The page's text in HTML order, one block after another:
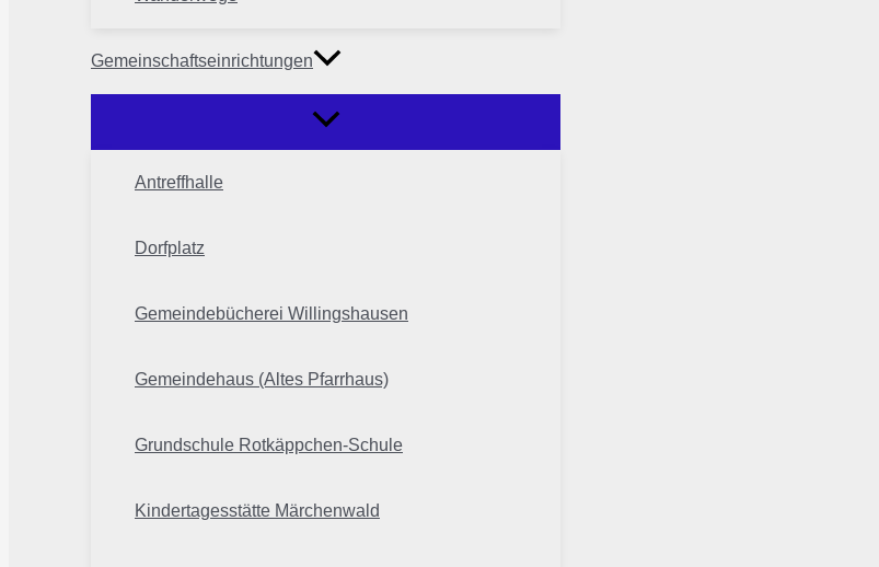
Gemeinschaftseinrichtungen
Antreffhalle
Dorfplatz
Gemeindebücherei Willingshausen
Gemeindehaus (Altes Pfarrhaus)
Grundschule Rotkäppchen-Schule
Kindertagesstätte Märchenwald